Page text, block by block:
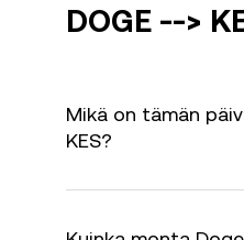
DOGE -->
Mikä on tämän
KES?